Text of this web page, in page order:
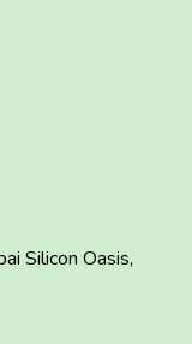
Silicon Oasis,